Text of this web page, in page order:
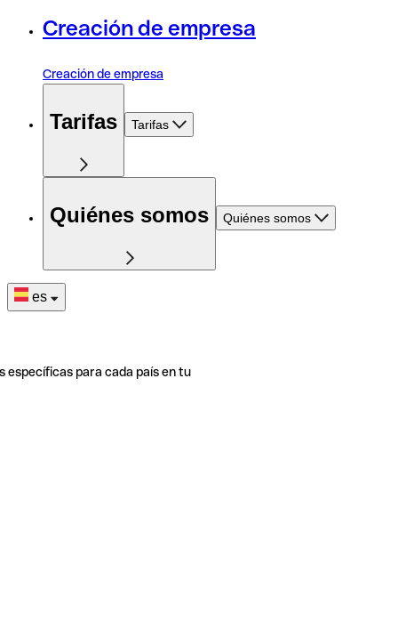
Creación de empresa
Creación de empresa
Tarifas Tarifas
Quiénes somos Quiénes somos
es
específicas para cada país en tu